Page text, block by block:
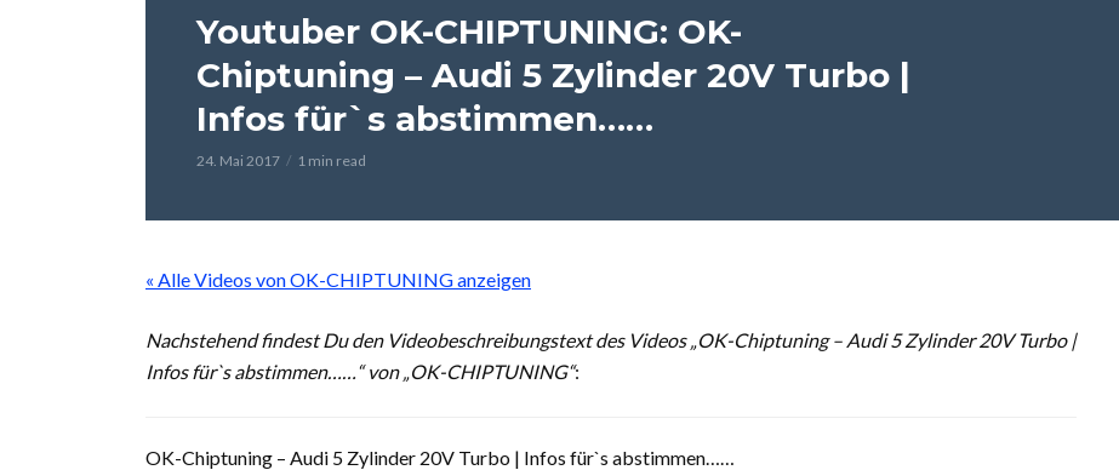
Youtuber OK-CHIPTUNING: OK-
Chiptuning – Audi 5 Zylinder 20V Turbo |
Infos für`s abstimmen……
24. Mai 2017 1 min read
« Alle Videos von OK-CHIPTUNING anzeigen
Nachstehend findest Du den Videobeschreibungstext des Videos „OK-Chiptuning – Audi 5 Zylinder 20V Turbo |
Infos für`s abstimmen……“ von „OK-CHIPTUNING“:
OK-Chiptuning – Audi 5 Zylinder 20V Turbo | Infos für`s abstimmen……